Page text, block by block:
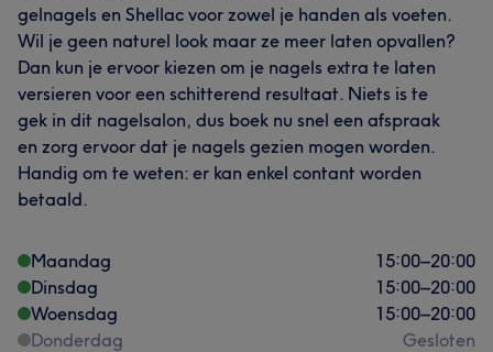
gelnagels en Shellac voor zowel je handen als voeten.
Wil je geen naturel look maar ze meer laten opvallen?
Dan kun je ervoor kiezen om je nagels extra te laten
versieren voor een schitterend resultaat. Niets is te
gek in dit nagelsalon, dus boek nu snel een afspraak
en zorg ervoor dat je nagels gezien mogen worden.
Handig om te weten: er kan enkel contant worden
betaald.
Maandag 15:00–20:00
Dinsdag
15:00–20:00
Woensdag
15:00–20:00
Donderdag
Gesloten